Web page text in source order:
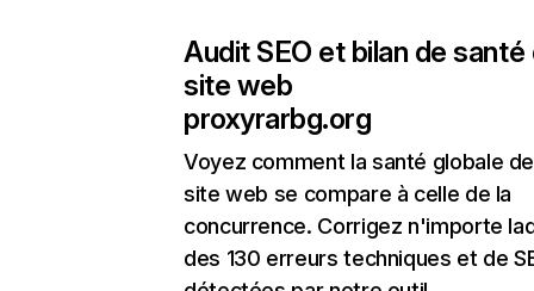
Audit SEO et bilan de santé
site web
proxyrarbg.org
Voyez comment la santé globale
site web se compare à celle de la
concurrence. Corrigez n'importe
des 130 erreurs techniques et de